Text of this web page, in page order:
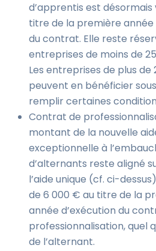
d’apprentis est désormais
titre de la première année
du contrat. Elle reste
entreprises de moins de
Les entreprises de plus de
peuvent en bénéficier
remplir certaines
Contrat de
montant de la nouvelle
exceptionnelle à
d’alternants reste aligné
l’aide unique (cf. ci-
de 6 000 € au titre de la
année d’exécution du
professionnalisation, quel
de l’alternant.